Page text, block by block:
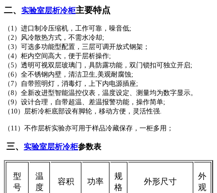
二、 实验室层析冷柜主要特点
（1）进口制冷压缩机，工作可靠，噪音低;
（2）风冷散热方式，不需水冷却;
（3）可选多功能型配置，三层可调开放式钢架；
（4）柜内空间高大，便于层析操作;
（5）透明可视双层玻璃门，具防露功能，双门锁扣可独立开启;
（6）全不锈钢内壁，清洁卫生,美观耐腐蚀;
（7）自带照明灯，消毒灯，上下内电源插座;
（8）全新改进型智能温控仪表，温度设定、测量均为数字显示。
（9）设计合理，自带超温、差温报警功能，操作简单;
（10）层析冷柜底部设有脚轮，移动方便，灵活性强.
（11） 不作层析实验亦可用于样品冷藏保存，一柜多用；
三、 实验室层析冷柜参数表
型
号
温
度
容积 功率
规
格
外形尺寸
外
观